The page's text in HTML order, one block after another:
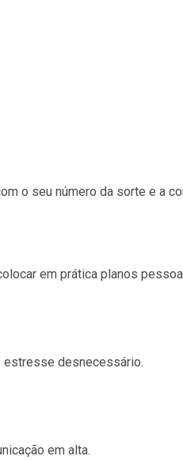
o seu número da sorte e a
em prática planos
estresse desnecessário.
em alta.